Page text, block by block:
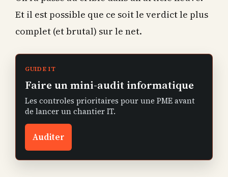
Et il est possible que ce soit le verdict le plus
complet (et brutal) sur le net.
GUIDE IT
Faire un mini-audit informatique
Les controles prioritaires pour une PME avant
de lancer un chantier IT.
Auditer